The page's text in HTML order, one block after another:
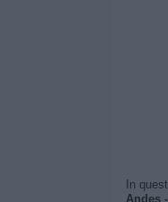
In
Andes